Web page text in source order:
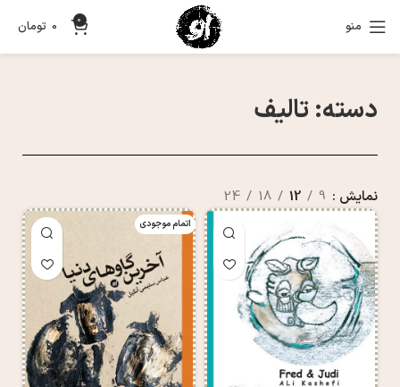
منو 0
0 تومان
دسته: تالیف
نمایش 9
12
18
24
اتمام موجودی